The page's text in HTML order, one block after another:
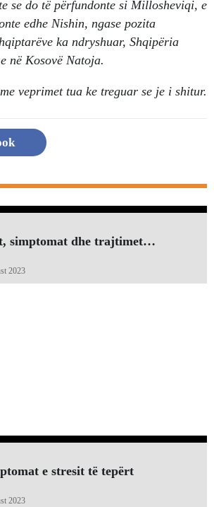
se do të përfundonte si Millosheviqi, e
edhe Nishin, ngase pozita
ka ndryshuar, Shqipëria
në Kosovë Natoja.
veprimet tua ke treguar se je i shitur.
simptomat dhe trajtimet…
2023
e stresit të tepërt
2023